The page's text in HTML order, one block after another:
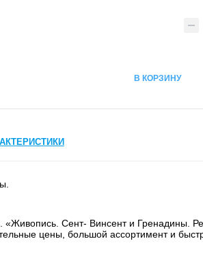
В КОРЗИНУ
Сент- Винсент и Гренадины.
цены, большой ассортимент и